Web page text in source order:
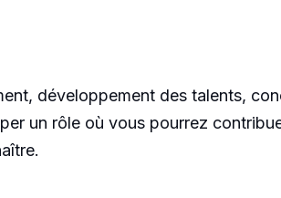
développement des talents,
un rôle où vous pourrez